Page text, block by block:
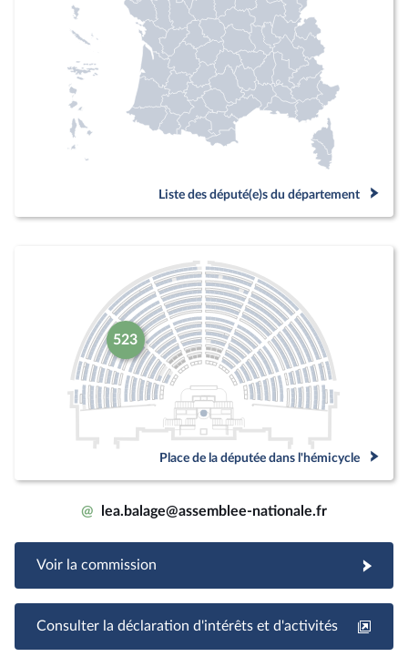
Liste des député(e)s du département
523
Place de la députée dans l'hémicycle
@ lea.balage@assemblee-nationale.fr
Voir la commission
Consulter la déclaration d'intérêts et d'activités